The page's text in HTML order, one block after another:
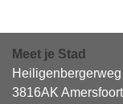
Meet je Stad
3816AK Amersfoort